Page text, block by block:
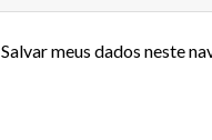
Salvar meus dados neste